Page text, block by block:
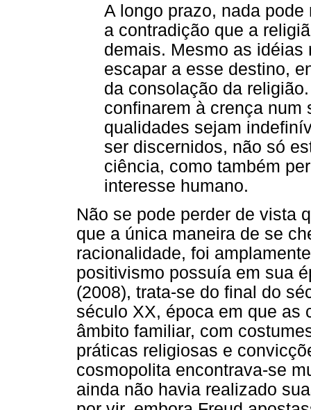
A longo prazo, nada
a contradição que a
demais. Mesmo as
escapar a esse destino,
da consolação da
confinarem à crença num
qualidades sejam
ser discernidos, não só
ciência, como também
interesse humano.
Não se pode perder de vista
que a única maneira de se
racionalidade, foi
positivismo possuía em sua
(2008), trata-se do final do
século XX, época em que as
âmbito familiar, com
práticas religiosas e
cosmopolita encontrava-se
ainda não havia realizado